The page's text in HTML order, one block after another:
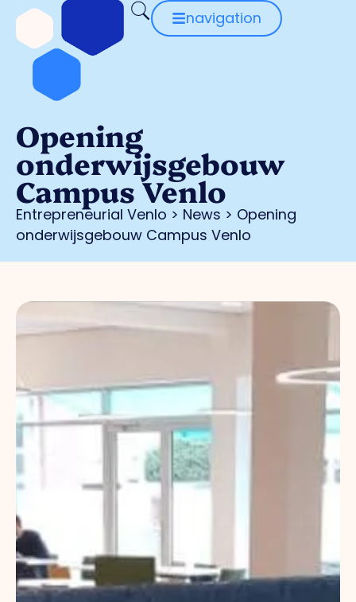
navigation
Opening
onderwijsgebouw
Campus Venlo
Entrepreneurial Venlo > News > Opening
onderwijsgebouw Campus Venlo